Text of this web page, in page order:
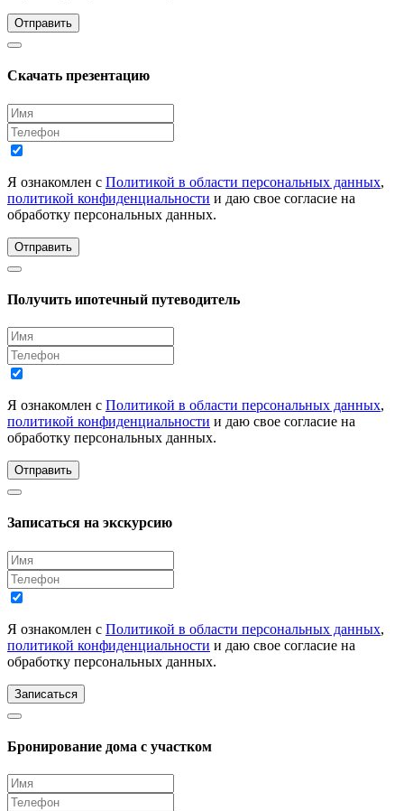
Отправить
Скачать презентацию
Я ознакомлен с Политикой в области персональных данных,
политикой конфиденциальности и даю свое согласие на
обработку персональных данных.
Отправить
Получить ипотечный путеводитель
Я ознакомлен с Политикой в области персональных данных,
политикой конфиденциальности и даю свое согласие на
обработку персональных данных.
Отправить
Записаться на экскурсию
Я ознакомлен с Политикой в области персональных данных,
политикой конфиденциальности и даю свое согласие на
обработку персональных данных.
Записаться
Бронирование дома с участком